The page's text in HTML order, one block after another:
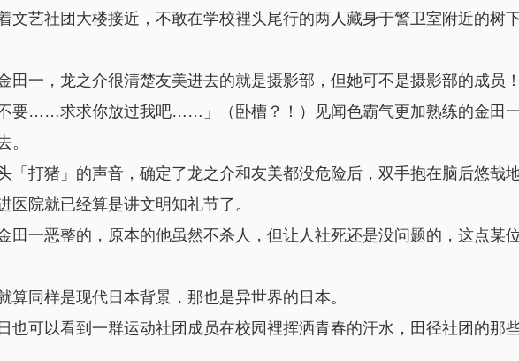
文艺社团大楼接近，不敢在学校裡头尾行的两人藏身于警卫室附近的树
一，龙之介很清楚友美进去的就是摄影部，但她可不是摄影部的成员
要……求求你放过我吧……」（卧槽？！）见闻色霸气更加熟练的金田
。
「打猪」的声音，确定了龙之介和友美都没危险后，双手抱在脑后悠哉地
院就已经算是讲文明知礼节了。
一恶整的，原本的他虽然不杀人，但让人社死还是没问题的，这点某
同样是现代日本背景，那也是异世界的日本。
可以看到一群运动社团成员在校园裡挥洒青春的汗水，田径社团的那